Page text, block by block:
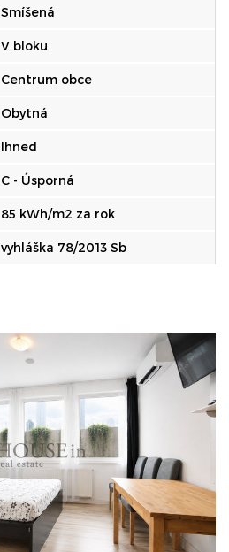
Smíšená
V bloku
Centrum obce
Obytná
Ihned
C - Úsporná
85 kWh/m2 za rok
vyhláška 78/2013 Sb